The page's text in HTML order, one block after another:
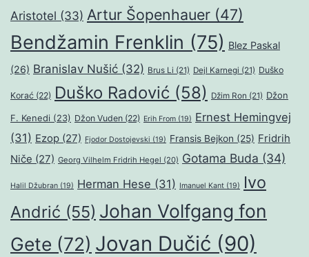
Aristotel (33) Artur Šopenhauer (47)
Bendžamin Frenklin (75) Blez Paskal
(26) Branislav Nušić (32) Brus Li (21) Dejl Karnegi (21) Duško
Korać (22) Duško Radović (58) Džim Ron (21) Džon
F. Kenedi (23) Džon Vuden (22) Erih From (19) Ernest Hemingvej
(31) Ezop (27) Fjodor Dostojevski (19) Fransis Bejkon (25) Fridrih
Niče (27) Georg Vilhelm Fridrih Hegel (20) Gotama Buda (34)
Halil Džubran (19) Herman Hese (31) Imanuel Kant (19)
Ivo
Andrić (55) Johan Volfgang fon
Gete (72) Jovan Dučić (90)